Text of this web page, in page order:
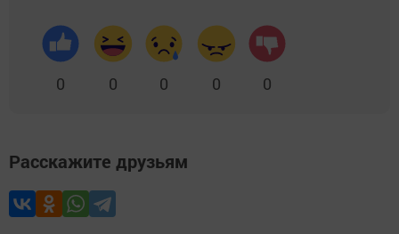
0 0 0 0 0
Расскажите друзьям